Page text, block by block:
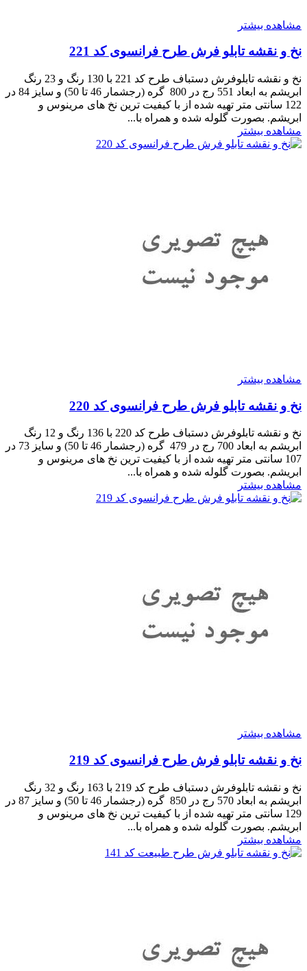
مشاهده بیشتر
نخ و نقشه تابلو فرش طرح فرانسوی کد 221
نخ و نقشه تابلوفرش دستباف طرح کد 221 با 130 رنگ و 23 رنگ
ابریشم به ابعاد 551 رج در 800 گره (رجشمار 46 تا 50) و سایز 84 در
122 سانتی متر تهیه شده از با کیفیت ترین نخ های مرینوس و
ابریشم. بصورت گلوله شده و همراه با...
مشاهده بیشتر
مشاهده بیشتر
نخ و نقشه تابلو فرش طرح فرانسوی کد 220
نخ و نقشه تابلوفرش دستباف طرح کد 220 با 136 رنگ و 12 رنگ
ابریشم به ابعاد 700 رج در 479 گره (رجشمار 46 تا 50) و سایز 73 در
107 سانتی متر تهیه شده از با کیفیت ترین نخ های مرینوس و
ابریشم. بصورت گلوله شده و همراه با...
مشاهده بیشتر
مشاهده بیشتر
نخ و نقشه تابلو فرش طرح فرانسوی کد 219
نخ و نقشه تابلوفرش دستباف طرح کد 219 با 163 رنگ و 32 رنگ
ابریشم به ابعاد 570 رج در 850 گره (رجشمار 46 تا 50) و سایز 87 در
129 سانتی متر تهیه شده از با کیفیت ترین نخ های مرینوس و
ابریشم. بصورت گلوله شده و همراه با...
مشاهده بیشتر